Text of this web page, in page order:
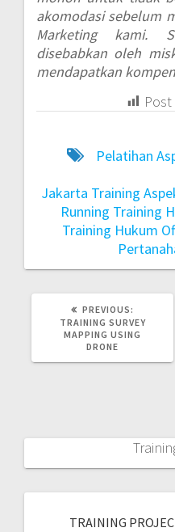
akomodasi sebelum
Marketing kami.
disebabkan oleh
mendapatkan
Post
Pelatihan
Jakarta Training
Running Training
Training Hukum
PREVIOUS:
TRAINING SURVEY
MAPPING USING
DRONE
TRAINING